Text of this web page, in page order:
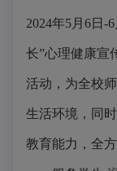
2024年5月6日-
长”心理健康宣
活动，为全校
生活环境，同
教育能力，全